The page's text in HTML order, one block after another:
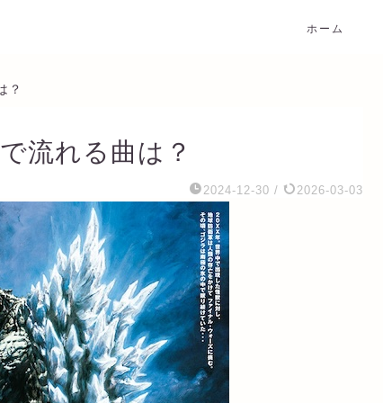
ホーム
？
流れる曲は？
2024-12-30 / 2026-03-03